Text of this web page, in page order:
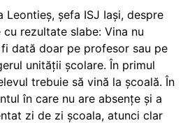
Leontieș, șefa ISJ Iași, despre
cu rezultate slabe: Vina nu
dată doar pe profesor sau pe
unității școlare. În primul
trebuie să vină la școală. În
în care nu are absențe și a
zi de zi școala, atunci clar